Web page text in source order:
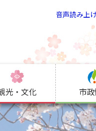
音声読み上
光・文化 市